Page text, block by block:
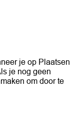
je op Plaatsen
je nog geen
om door te